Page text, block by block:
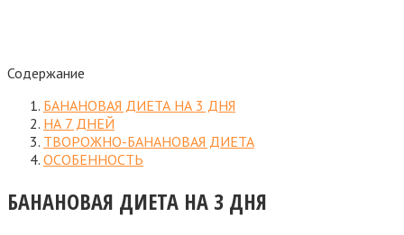
Содержание
БАНАНОВАЯ ДИЕТА НА 3 ДНЯ
НА 7 ДНЕЙ
ТВОРОЖНО-БАНАНОВАЯ ДИЕТА
ОСОБЕННОСТЬ
БАНАНОВАЯ ДИЕТА НА 3 ДНЯ